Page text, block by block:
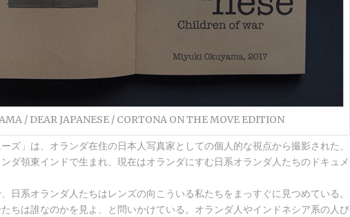
/ DEAR JAPANESE / CORTONA ON THE MOVE EDITION
ーズ」は、オランダ在住の日本人写真家としての個人的な視点から撮影された、
ダ領東インドで生まれ、現在はオランダにすむ日系オランダ人たちのドキュメ
日系オランダ人たちはレンズの向こういる私たちをまっすぐに見つめている。
ちは誰なのかを見よ、と問いかけている。オランダ人やインドネシア系の人び